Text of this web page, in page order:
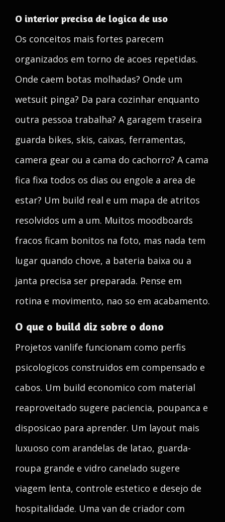
O interior precisa de logica de uso
Os conceitos mais fortes parecem
organizados em torno de acoes repetidas.
Onde caem botas molhadas? Onde um
wetsuit pinga? Da para cozinhar enquanto
outra pessoa trabalha? A garagem traseira
guarda bikes, skis, caixas, ferramentas,
camera gear ou a cama do cachorro? A cama
fica fixa todos os dias ou engole a area de
estar? Um build real e um mapa de atritos
resolvidos um a um. Muitos moodboards
fracos ficam bonitos na foto, mas nada tem
lugar quando chove, a bateria baixa ou a
janta precisa ser preparada. Pense em
rotina e movimento, nao so em acabamento.
O que o build diz sobre o dono
Projetos vanlife funcionam como perfis
psicologicos construidos em compensado e
cabos. Um build economico com material
reaproveitado sugere paciencia, poupanca e
disposicao para aprender. Um layout mais
luxuoso com arandelas de latao, guarda-
roupa grande e vidro canelado sugere
viagem lenta, controle estetico e desejo de
hospitalidade. Uma van de criador com